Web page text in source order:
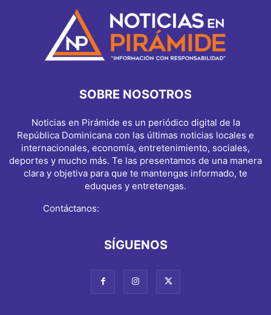
SOBRE NOSOTROS
Noticias en Pirámide es un periódico digital de la
República Dominicana con las últimas noticias locales e
internacionales, economía, entretenimiento, sociales,
deportes y mucho más. Te las presentamos de una manera
clara y objetiva para que te mantengas informado, te
eduques y entretengas.
Contáctanos:
SÍGUENOS